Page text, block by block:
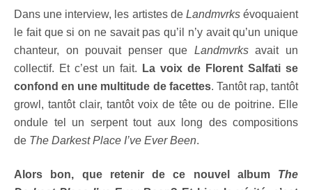
Dans une interview, les artistes de Landmvrksévoquaient
le fait que si on ne savait pas qu’il n’y avait qu’un unique
chanteur, on pouvait penser que Landmvrksavait un
collectif. Et c’est un fait.
La voix de Florent Salfati se
confond en une multitude de facettes. Tantôt rap, tantôt
growl, tantôt clair, tantôt voix de tête ou de poitrine. Elle
ondule tel un serpent tout aux long des compositions
de The Darkest Place I’ve Ever Been.
Alors bon, que retenir de ce nouvel album The